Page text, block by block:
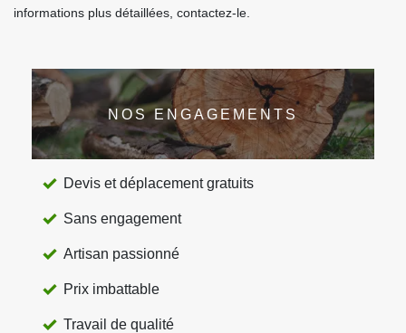
informations plus détaillées, contactez-le.
NOS ENGAGEMENTS
Devis et déplacement gratuits
Sans engagement
Artisan passionné
Prix imbattable
Travail de qualité